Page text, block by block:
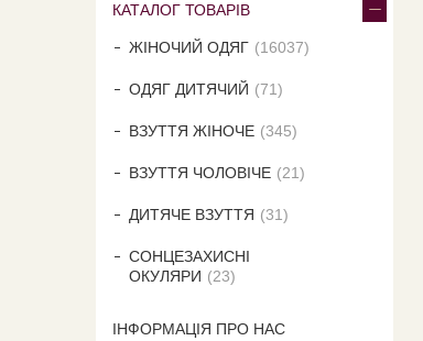
КАТАЛОГ ТОВАРІВ
ЖІНОЧИЙ ОДЯГ 16037
ОДЯГ ДИТЯЧИЙ 71
ВЗУТТЯ ЖІНОЧЕ 345
ВЗУТТЯ ЧОЛОВІЧЕ 21
ДИТЯЧЕ ВЗУТТЯ 31
СОНЦЕЗАХИСНІ
ОКУЛЯРИ
23
ІНФОРМАЦІЯ ПРО НАС